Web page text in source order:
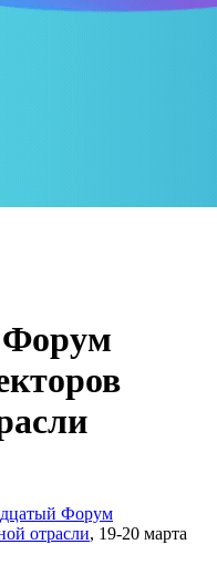
Форум
отрасли, 19-20 марта